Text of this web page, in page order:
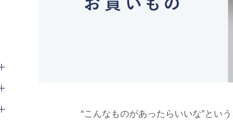
“こんなものがあったらいいな”とい